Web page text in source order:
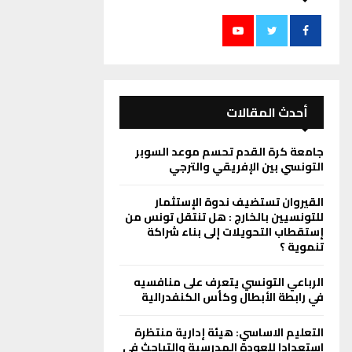
أحدث المقالات
جامعة كرة القدم تحسم موعد السوبر
التونسي بين الإفريقي والترجي
القيروان تستضيف ندوة الإستثمار
للتونسيين بالخارج : هل تنتقل تونس من
إستقطاب التحويلات إلى بناء شراكة
تنموية ؟
الرباعي التونسي يتعرف على منافسيه
في رابطة الأبطال وكأس الكنفدرالية
التعليم الاساسي: هيئة إدارية منتظرة
استعدادا للعودة المدرسية والتباحث في